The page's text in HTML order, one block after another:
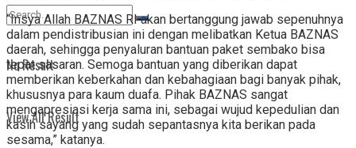
No Result
View All Result
“Insya Allah BAZNAS RI akan bertanggung jawab sepenuhnya
dalam pendistribusian ini dengan melibatkan Ketua BAZNAS
daerah, sehingga penyaluran bantuan paket sembako bisa
tepat sasaran. Semoga bantuan yang diberikan dapat
memberikan keberkahan dan kebahagiaan bagi banyak pihak,
khususnya para kaum duafa. Pihak BAZNAS sangat
mengapresiasi kerja sama ini, sebagai wujud kepedulian dan
kasih sayang yang sudah sepantasnya kita berikan pada
sesama,” katanya.